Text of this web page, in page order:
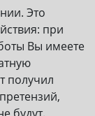
Это
при
Вы имеете
получил